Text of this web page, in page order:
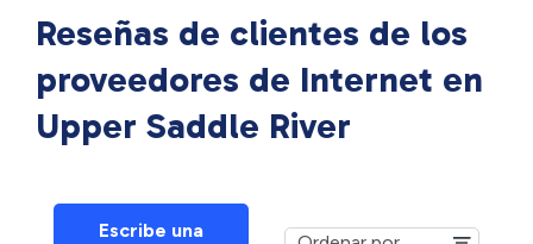
Reseñas de clientes de los
proveedores de Internet en
Upper Saddle River
Escribe una